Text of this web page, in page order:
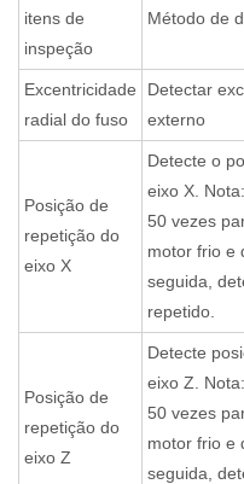
itens de
inspeção
Método de
Excentricidade
radial do fuso
Detectar
externo
Posição de
repetição do
eixo X
Detecte o
eixo X.
50 vezes
motor frio e
seguida,
repetido.
Posição de
repetição do
eixo Z
Detecte
eixo Z.
50 vezes
motor frio e
seguida,